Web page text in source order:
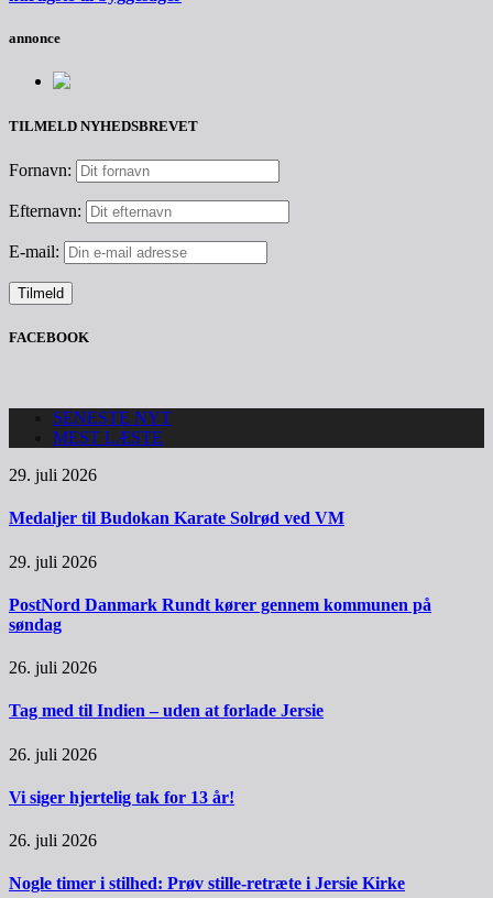
annonce
TILMELD NYHEDSBREVET
Fornavn:
Efternavn:
E-mail:
FACEBOOK
SENESTE NYT
MEST LÆSTE
29. juli 2026
Medaljer til Budokan Karate Solrød ved VM
29. juli 2026
PostNord Danmark Rundt kører gennem kommunen på
søndag
26. juli 2026
Tag med til Indien – uden at forlade Jersie
26. juli 2026
Vi siger hjertelig tak for 13 år!
26. juli 2026
Nogle timer i stilhed: Prøv stille-retræte i Jersie Kirke